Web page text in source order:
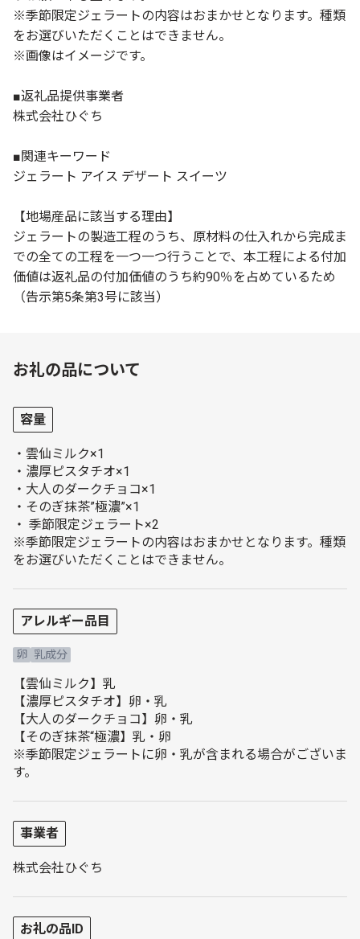
※季節限定ジェラートの内容はおまかせとなります。種類
をお選びいただくことはできません。
※画像はイメージです。
■返礼品提供事業者
株式会社ひぐち
■関連キーワード
ジェラート アイス デザート スイーツ
【地場産品に該当する理由】
ジェラートの製造工程のうち、原材料の仕入れから完成ま
での全ての工程を一つ一つ行うことで、本工程による付加
価値は返礼品の付加価値のうち約90％を占めているため
（告示第5条第3号に該当）
お礼の品について
容量
・雲仙ミルク×1
・濃厚ピスタチオ×1
・大人のダークチョコ×1
・そのぎ抹茶”極濃”×1
・ 季節限定ジェラート×2
※季節限定ジェラートの内容はおまかせとなります。種類
をお選びいただくことはできません。
アレルギー品目
卵 乳成分
【雲仙ミルク】乳
【濃厚ピスタチオ】卵・乳
【大人のダークチョコ】卵・乳
【そのぎ抹茶“極濃】乳・卵
※季節限定ジェラートに卵・乳が含まれる場合がございま
す。
事業者
株式会社ひぐち
お礼の品ID